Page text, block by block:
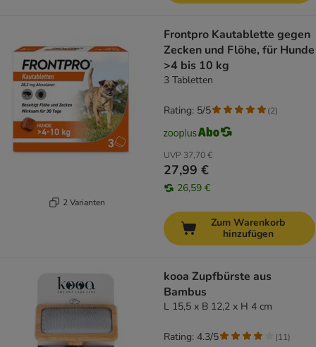
2 Varianten
Frontpro Kautablette gegen
Zecken und Flöhe, für Hunde
>4 bis 10 kg
3 Tabletten
UVP 37,70 €
27,99 €
26,59 €
Rating: 5/5 (2)
Zum Warenkorb
hinzufügen
kooa Zupfbürste aus
Bambus
L 15,5 x B 12,2 x H 4 cm
Rating: 4.3/5 (11)